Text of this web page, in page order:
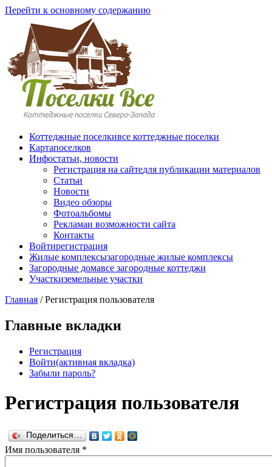
Перейти к основному содержанию
Коттеджные поселкивсе коттеджные поселки
Картапоселков
Инфостатьи, новости
Регистрация на сайтедля публикации материалов
Статьи
Новости
Видео обзоры
Фотоальбомы
Рекламаи возможности сайта
Контакты
Войтирегистрация
Жилые комплексызагородные жилые комплексы
Загородные домавсе загородные коттеджи
Участкиземельные участки
Главная /Регистрация пользователя
Главные вкладки
Регистрация
Войти(активная вкладка)
Забыли пароль?
Регистрация пользователя
Поделиться…
Имя пользователя *